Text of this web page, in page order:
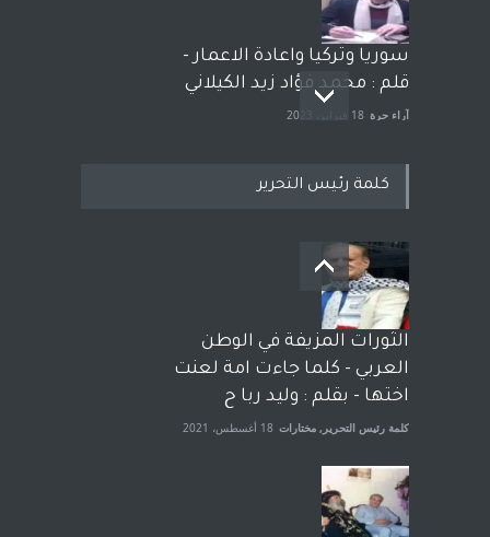
سوريا وتركيا واعادة الاعمار -
قلم : محمد فؤاد زيد الكيلاني
آراء حرة 18 فبراير، 2023
بعد معارك قضائية طاحنة كتب
وترافع فيها بنفسه مرة اخرى..
الشيخ طارق يوسف يقهر
الحكومة الأمريكية ، فأعطوه
الجنسية عن يد وهم صاغرون،
آراء حرة مختارات 7 أبريل، 2023
كلمة رئيس التحرير
الثورات المزيفة في الوطن
العربي - كلما جاءت امة لعنت
اختها - بقلم : وليد ربا ح
كلمة رئيس التحرير , مختارات 18 أغسطس، 2021